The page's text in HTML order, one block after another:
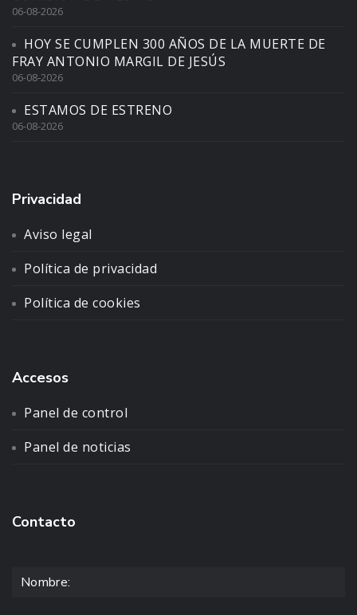
06-08-2026
HOY SE CUMPLEN 300 AÑOS DE LA MUERTE DE
FRAY ANTONIO MARGIL DE JESÚS
06-08-2026
ESTAMOS DE ESTRENO
06-08-2026
Privacidad
Aviso legal
Política de privacidad
Política de cookies
Accesos
Panel de control
Panel de noticias
Contacto